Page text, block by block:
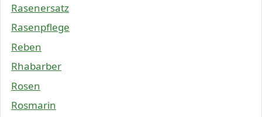
Rasenersatz
Rasenpflege
Reben
Rhabarber
Rosen
Rosmarin